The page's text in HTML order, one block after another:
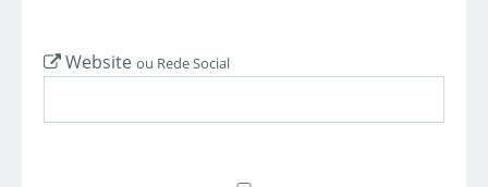
Website ou Rede Social